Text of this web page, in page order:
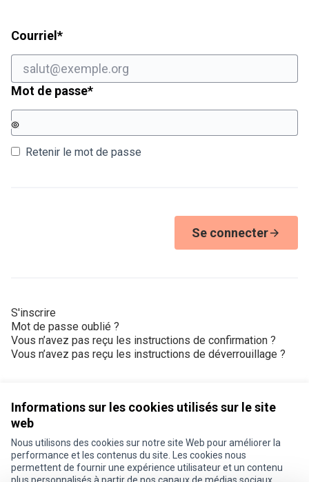
Informations sur les cookies utilisés sur le site
web
Nous utilisons des cookies sur notre site Web pour améliorer la
performance et les contenus du site. Les cookies nous
permettent de fournir une expérience utilisateur et un contenu
Courriel *Champ obligatoire
Mot de passe*Champ obligatoire
Retenir le mot de passe
Se connecter
S'inscrire
Mot de passe oublié ?
Vous n’avez pas reçu les instructions de confirmation ?
Vous n’avez pas reçu les instructions de déverrouillage ?
Conditions d'utilisation
Paramètres des cookies
Je participe ! sur X
Je participe ! sur Facebook
Je participe ! sur Instagram